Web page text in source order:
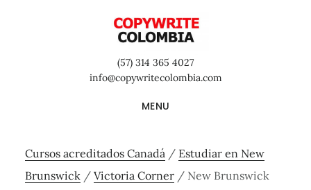
(57) 314 365 4027
info@copywritecolombia.com
MENU
Cursos acreditados Canadá / Estudiar en New
Brunswick / Victoria Corner /New Brunswick